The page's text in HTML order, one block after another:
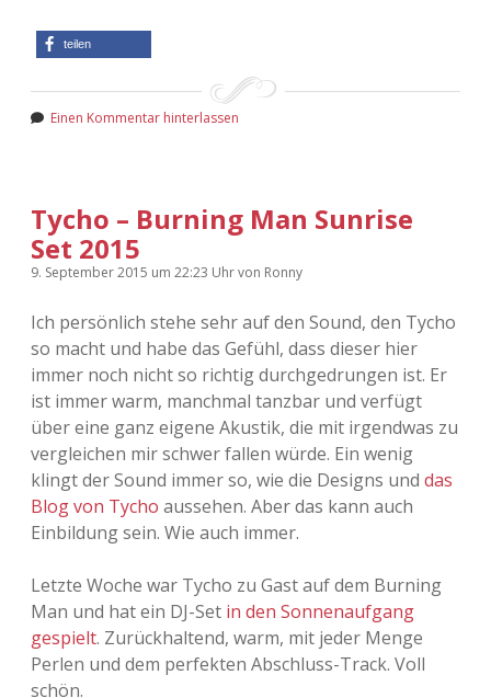
teilen
Einen Kommentar hinterlassen
Tycho – Burning Man Sunrise
Set 2015
9. September 2015 um 22:23 Uhrvon Ronny
Ich persönlich stehe sehr auf den Sound, den Tycho
so macht und habe das Gefühl, dass dieser hier
immer noch nicht so richtig durchgedrungen ist. Er
ist immer warm, manchmal tanzbar und verfügt
über eine ganz eigene Akustik, die mit irgendwas zu
vergleichen mir schwer fallen würde. Ein wenig
klingt der Sound immer so, wie die Designs und das
Blog von Tycho aussehen. Aber das kann auch
Einbildung sein. Wie auch immer.
Letzte Woche war Tycho zu Gast auf dem Burning
Man und hat ein DJ-Set in den Sonnenaufgang
gespielt. Zurückhaltend, warm, mit jeder Menge
Perlen und dem perfekten Abschluss-Track. Voll
schön.